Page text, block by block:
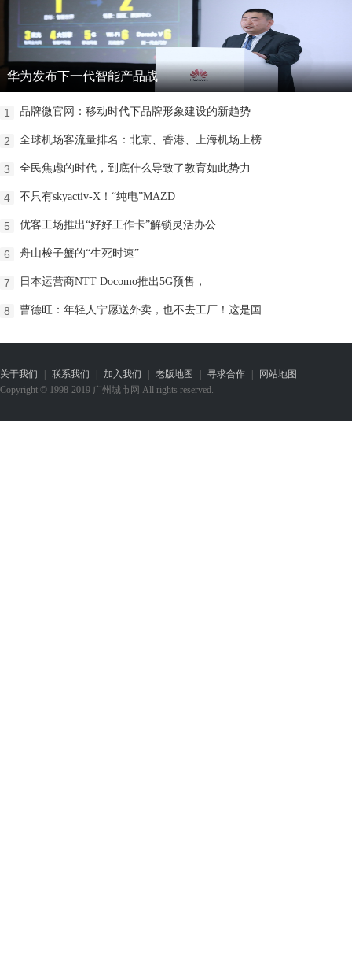
华为发布下一代智能产品战
1 品牌微官网：移动时代下品牌形象建设的新趋势
2 全球机场客流量排名：北京、香港、上海机场上榜
3 全民焦虑的时代，到底什么导致了教育如此势力
4 不只有skyactiv-X！“纯电”MAZD
5 优客工场推出“好好工作卡”解锁灵活办公
6 舟山梭子蟹的“生死时速”
7 日本运营商NTT Docomo推出5G预售，
8 曹德旺：年轻人宁愿送外卖，也不去工厂！这是国
关于我们 | 联系我们 | 加入我们 | 老版地图 | 寻求合作 |
网站地图
Copyright © 1998-2019 广州城市网 All rights reserved.